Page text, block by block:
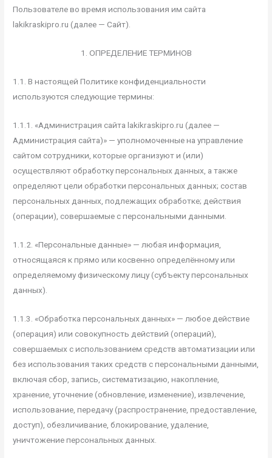
Пользователе во время использования им сайта
lakikraskipro.ru (далее — Сайт).
1. ОПРЕДЕЛЕНИЕ ТЕРМИНОВ
1.1. В настоящей Политике конфиденциальности
используются следующие термины:
1.1.1. «Администрация сайта lakikraskipro.ru (далее —
Администрация сайта)» — уполномоченные на управление
сайтом сотрудники, которые организуют и (или)
осуществляют обработку персональных данных, а также
определяют цели обработки персональных данных; состав
персональных данных, подлежащих обработке; действия
(операции), совершаемые с персональными данными.
1.1.2. «Персональные данные» — любая информация,
относящаяся к прямо или косвенно определённому или
определяемому физическому лицу (субъекту персональных
данных).
1.1.3. «Обработка персональных данных» — любое действие
(операция) или совокупность действий (операций),
совершаемых с использованием средств автоматизации или
без использования таких средств с персональными данными,
включая сбор, запись, систематизацию, накопление,
хранение, уточнение (обновление, изменение), извлечение,
использование, передачу (распространение, предоставление,
доступ), обезличивание, блокирование, удаление,
уничтожение персональных данных.